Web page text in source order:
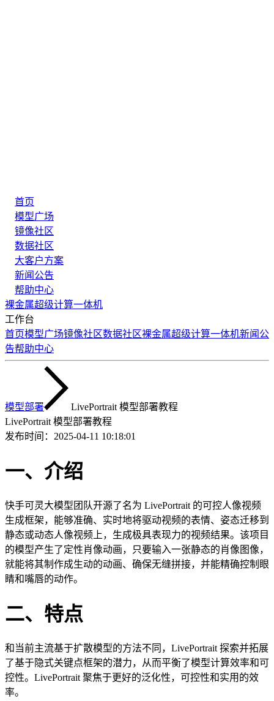
首页
模型广场
镜像社区
数据社区
大客户方案
新闻公告
帮助中心
裸金属超级计算一体机
工作台
首页模型广场镜像社区数据社区裸金属超级计算一体机新闻公
告帮助中心
模型部署
LivePortrait 模型部署教程
LivePortrait 模型部署教程
发布时间： 2025-04-11 10:18:01
一、介绍
快手可灵大模型团队开源了名为 LivePortrait 的可控人像视频
生成框架，能够准确、实时地将驱动视频的表情、姿态迁移到
静态或动态人像视频上，生成极具表现力的视频结果。该项目
的模型产生了定性肖像动画，只要输入一张静态的肖像图像，
就能将其制作成生动的动画、确保无缝拼接，并能精确控制眼
睛和嘴唇的动作。
二、特点
和当前主流基于扩散模型的方法不同，LivePortrait 探索并拓展
了基于隐式关键点框架的潜力，从而平衡了模型计算效率和可
控性。LivePortrait 聚焦于更好的泛化性，可控性和实用的效
率。